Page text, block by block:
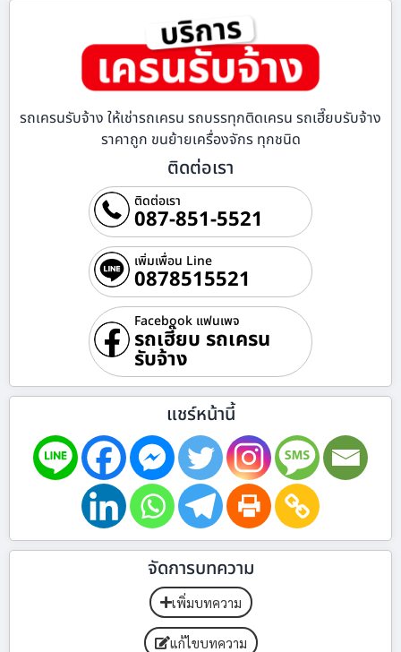
รถเครนรับจ้าง ให้เช่ารถเครน รถบรรทุกติดเครน รถเฮี๊ยบรับจ้าง
ราคาถูก ขนย้ายเครื่องจักร ทุกชนิด
ติดต่อเรา
ติดต่อเรา
087-851-5521
เพิ่มเพื่อน Line
0878515521
Facebook แฟนเพจ
รถเฮี๊ยบ รถเครน
รับจ้าง
แชร์หน้านี้
จัดการบทความ
เพิ่มบทความ
แก้ไขบทความ